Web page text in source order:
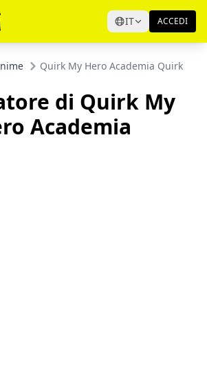
IT ACCEDI
Quirk My Hero Academia Quirk
di Quirk My
Academia